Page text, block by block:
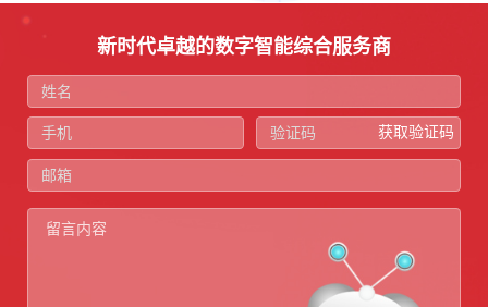
新时代卓越的数字智能综合服务商
获取验证码